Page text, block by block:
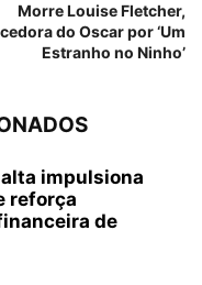
Morre Louise Fletcher,
do Oscar por ‘Um
Estranho no Ninho’
impulsiona
reforça
de